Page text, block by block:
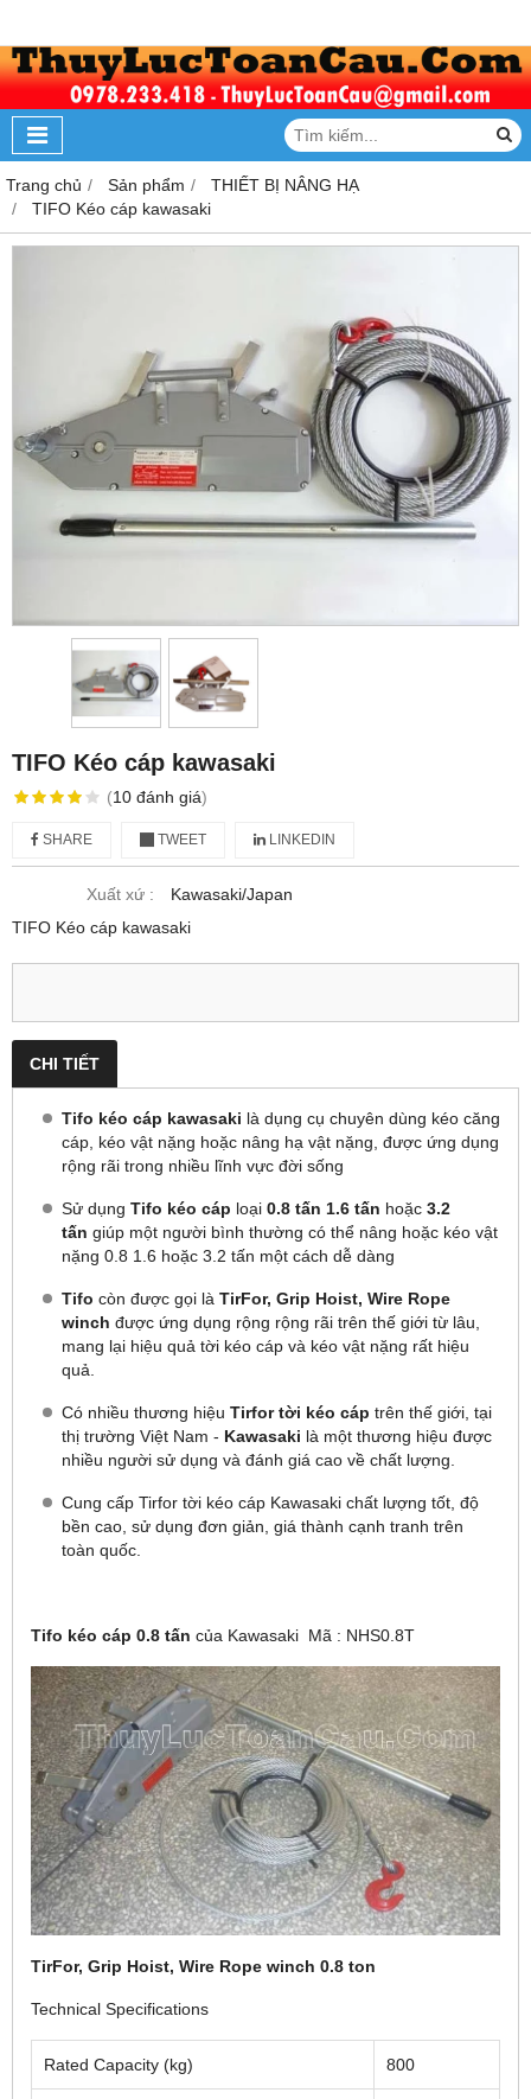
Trang chủ Sản phẩm
THIẾT BỊ NÂNG HẠ
TIFO Kéo cáp kawasaki
TIFO Kéo cáp kawasaki
(10 đánh giá)
SHARE TWEET LINKEDIN
Xuất xứ :
Kawasaki/Japan
TIFO Kéo cáp kawasaki
CHI TIẾT
Tifo kéo cáp kawasaki là dụng cụ chuyên dùng kéo căng
cáp, kéo vật nặng hoặc nâng hạ vật nặng, được ứng dụng
rộng rãi trong nhiều lĩnh vực đời sống
Sử dụng Tifo kéo cáp loại 0.8 tấn 1.6 tấn hoặc 3.2
tấn giúp một người bình thường có thể nâng hoặc kéo vật
nặng 0.8 1.6 hoặc 3.2 tấn một cách dễ dàng
Tifo còn được gọi là TirFor, Grip Hoist, Wire Rope
winch được ứng dụng rộng rộng rãi trên thế giới từ lâu,
mang lại hiệu quả tời kéo cáp và kéo vật nặng rất hiệu
quả.
Có nhiều thương hiệu Tirfor tời kéo cáp trên thế giới, tại
thị trường Việt Nam - Kawasaki là một thương hiệu được
nhiều người sử dụng và đánh giá cao về chất lượng.
Cung cấp Tirfor tời kéo cáp Kawasaki chất lượng tốt, độ
bền cao, sử dụng đơn giản, giá thành cạnh tranh trên
toàn quốc.
Tifo kéo cáp 0.8 tấn của Kawasaki Mã : NHS0.8T
TirFor, Grip Hoist, Wire Rope winch 0.8 ton
Technical Specifications
Rated Capacity (kg) 800